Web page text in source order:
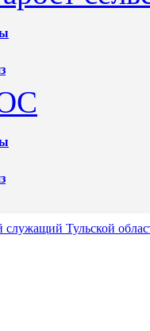
Тульской